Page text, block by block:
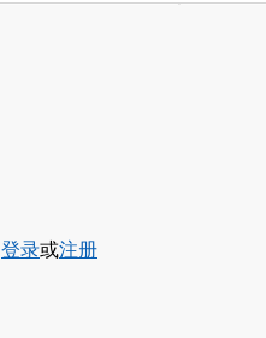
登录或注册